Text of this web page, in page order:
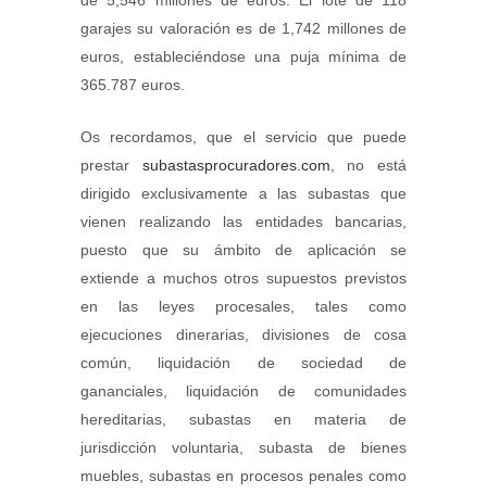
garajes su valoración es de 1,742 millones de
euros, estableciéndose una puja mínima de
365.787 euros.
Os recordamos, que el servicio que puede
prestar subastasprocuradores.com , no está
dirigido exclusivamente a las subastas que
vienen realizando las entidades bancarias,
puesto que su ámbito de aplicación se
extiende a muchos otros supuestos previstos
en las leyes procesales, tales como
ejecuciones dinerarias, divisiones de cosa
común, liquidación de sociedad de
gananciales, liquidación de comunidades
hereditarias, subastas en materia de
jurisdicción voluntaria, subasta de bienes
muebles, subastas en procesos penales como